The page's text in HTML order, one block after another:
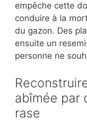
empêche cette
conduire à la
du gazon. Des
ensuite un
personne ne
abîmée par
rase